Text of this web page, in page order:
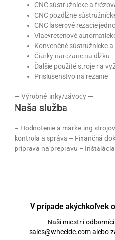
CNC sústružnícke a
CNC pozdĺžne
CNC laserové rezacie
Viacvretenové
Konvenčné sústružnícke
Čiarky narezané na dĺžku
Ďalšie použité stroje na
Príslušenstvo na rezanie
— Výrobné linky/závody —
Naša služba
– Hodnotenie a marketing
kontrola a správa – Finančná
príprava na prepravu –
V prípade akýchkoľvek
Naši miestni
sales@wheelde.comalebo